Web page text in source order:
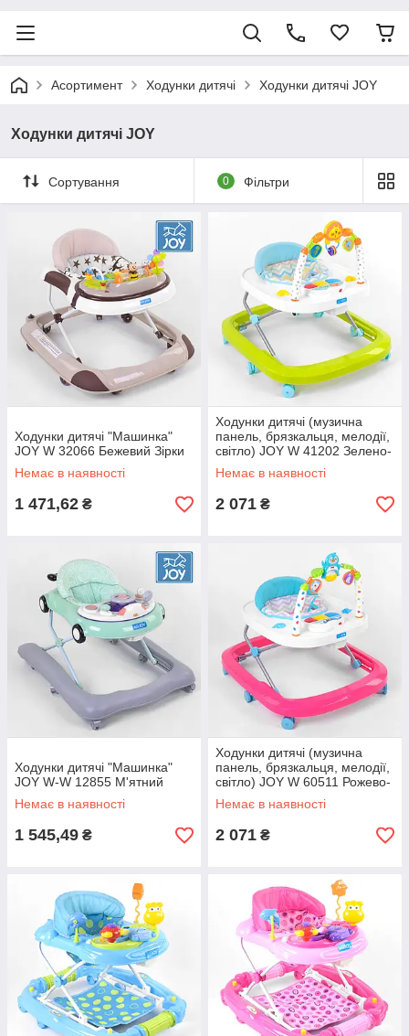
Асортимент Ходунки дитячі Ходунки дитячі JOY
Ходунки дитячі JOY
Сортування 0 Фільтри
Ходунки дитячі "Машинка"
JOY W 32066 Бежевий Зірки
Немає в наявності
1 471,62 ₴
Ходунки дитячі (музична
панель, брязкальця, мелодії,
світло) JOY W 41202 Зелено-
білий
Немає в наявності
2 071 ₴
Ходунки дитячі "Машинка"
JOY W-W 12855 М'ятний
Немає в наявності
1 545,49 ₴
Ходунки дитячі (музична
панель, брязкальця, мелодії,
світло) JOY W 60511 Рожево-
білий
Немає в наявності
2 071 ₴